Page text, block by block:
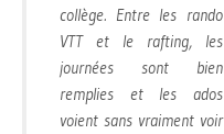
collège. Entre les rando
VTT et le rafting, les
journées sont bien
remplies et les ados
voient sans vraiment voir